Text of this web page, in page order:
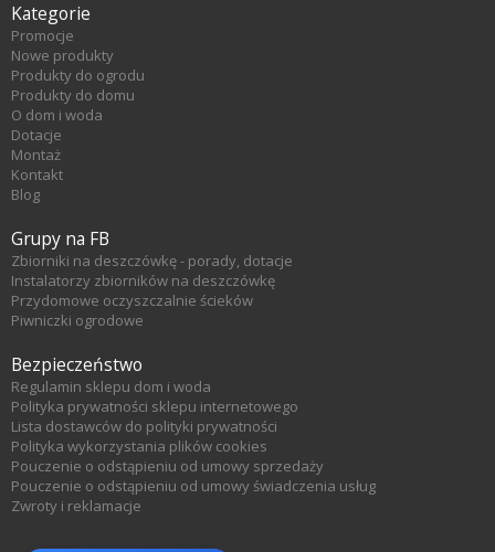
Kategorie
Promocje
Nowe produkty
Produkty do ogrodu
Produkty do domu
O dom i woda
Dotacje
Montaż
Kontakt
Blog
Grupy na FB
Zbiorniki na deszczówkę - porady, dotacje
Instalatorzy zbiorników na deszczówkę
Przydomowe oczyszczalnie ścieków
Piwniczki ogrodowe
Bezpieczeństwo
Regulamin sklepu dom i woda
Polityka prywatności sklepu internetowego
Lista dostawców do polityki prywatności
Polityka wykorzystania plików cookies
Pouczenie o odstąpieniu od umowy sprzedaży
Pouczenie o odstąpieniu od umowy świadczenia usług
Zwroty i reklamacje